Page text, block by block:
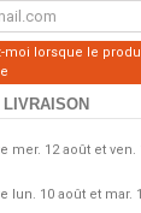
moi lorsque le
mer. 12 août et ven.
lun. 10 août et mar.